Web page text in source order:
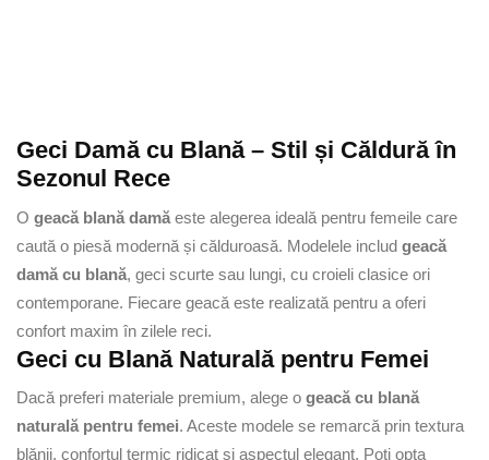
Geci Damă cu Blană – Stil și Căldură în
Sezonul Rece
O geacă blană damă este alegerea ideală pentru femeile care
caută o piesă modernă și călduroasă. Modelele includ geacă
damă cu blană, geci scurte sau lungi, cu croieli clasice ori
contemporane. Fiecare geacă este realizată pentru a oferi
confort maxim în zilele reci.
Geci cu Blană Naturală pentru Femei
Dacă preferi materiale premium, alege o geacă cu blană
naturală pentru femei. Aceste modele se remarcă prin textura
blănii, confortul termic ridicat și aspectul elegant. Poți opta